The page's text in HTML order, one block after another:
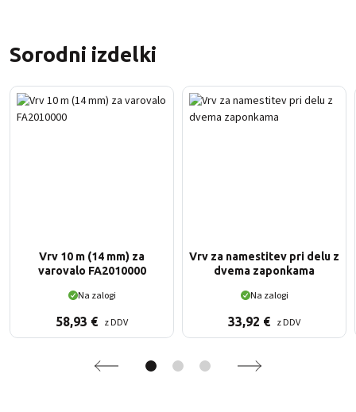
Sorodni izdelki
Vrv 10 m (14 mm) za
varovalo FA2010000
Na zalogi
58,93 € z DDV
Vrv za namestitev pri delu z
dvema zaponkama
Na zalogi
33,92 € z DDV